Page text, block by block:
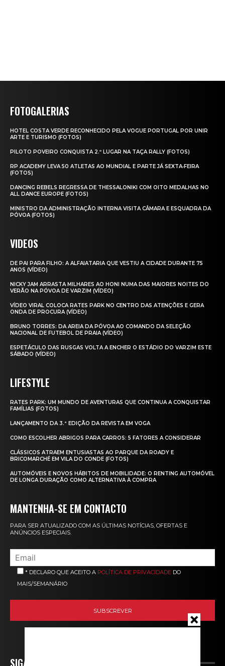
FOTOGALERIAS
HOTEL COSTA VERDE RECONHECIDO PELA VOGUE PORTUGAL POR UNIR
ARTE E TURISMO (FOTOS)
PILOTO POVEIRO CONQUISTA 2.º LUGAR NA TAÇA RALLY (FOTOS)
RP ACADEMY LEVA 50 ATLETAS AO MUNDIAL E PARTE JÁ SEXTA‑FEIRA
(FOTOS)
DANCING REBELS REGRESSA DE THESSALONIKI COM OITO MEDALHAS NO
ALL DANCE EUROPE (FOTOS)
MINISTRO DA ADMINISTRAÇÃO INTERNA VISITA CÂMARA E ESQUADRA DA
PÓVOA (FOTOS)
VIDEOS
DE PAI PARA FILHO: A ALFAIATARIA QUE VESTIU A CIDADE DURANTE 75
ANOS (VÍDEO)
NICKY JAM ARRASTA MILHARES AO HONI NUMA DAS MAIORES NOITES DO
VERÃO NA PÓVOA DE VARZIM (VÍDEO)
VÍDEO VIRAL COLOCA RATES PARK NO CENTRO DAS ATENÇÕES E GERA
ONDA DE PROCURA (VÍDEO)
BRUNO TORRES: DA AREIA DA PÓVOA AO COMANDO DA SELEÇÃO
NACIONAL DE FUTEBOL DE PRAIA (VÍDEO)
ESPETÁCULO DAS RUSGAS VOLTA A ENCHER O ESTÁDIO DO VARZIM ESTE
SÁBADO (VÍDEO)
LIFESTYLE
RATES PARK: UM MUNDO DE AVENTURAS QUE CONTINUA A CONQUISTAR
FAMÍLIAS (FOTOS)
LANÇAMENTO DA 3.ª EDIÇÃO DA REVISTA EM VOGA
COMO ESCOLHER ABRIGOS PARA CARROS: 5 FATORES A CONSIDERAR
CLÁSSICOS ATRAEM ENTUSIASTAS AO PARQUE DA ROADY E
BRICOMARCHÉ EM VILA DO CONDE (FOTOS)
AUTOMÓVEIS E NOVOS HÁBITOS DE MOBILIDADE: O RENTING AUTOMÓVEL
DE LONGA DURAÇÃO COMO ALTERNATIVA À COMPRA
MANTENHA-SE EM CONTACTO
PARA SER ATUALIZADO COM AS ÚLTIMAS NOTÍCIAS, OFERTAS E
ANÚNCIOS ESPECIAIS.
* DECLARO QUE ACEITO A POLÍTICA DE PRIVACIDADE DO
MAIS/SEMANÁRIO